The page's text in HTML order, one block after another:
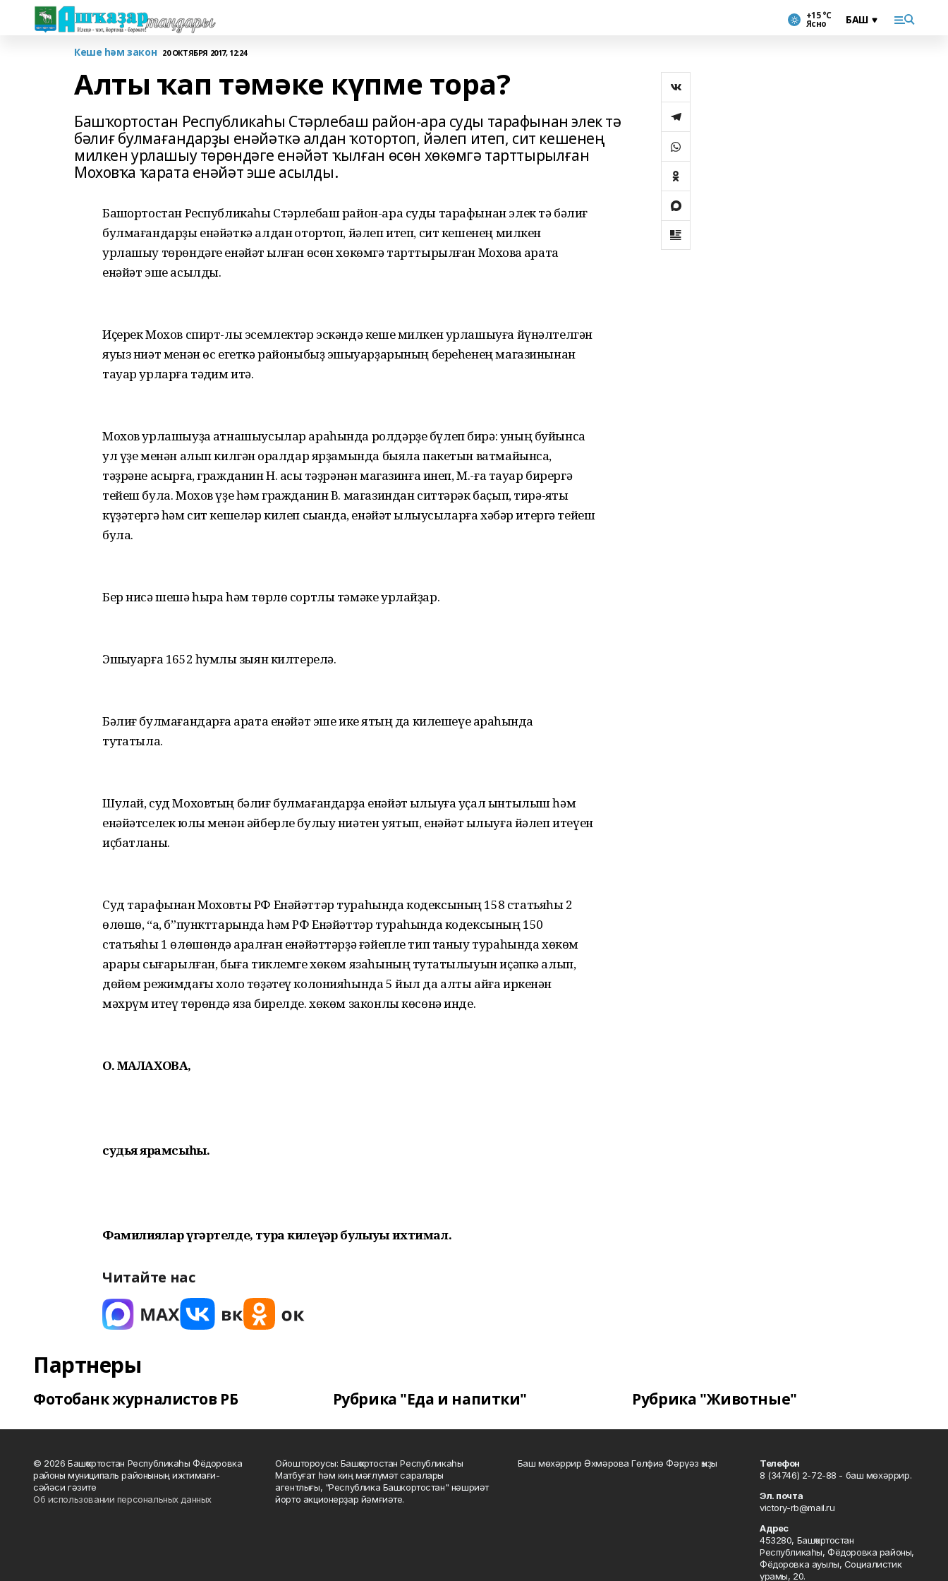
+15 °С
Ясно
Кеше һәм закон 20 ОКТЯБРЯ 2017, 12:24
Алты ҡап тәмәке күпме тора?
Башҡортостан Республикаһы Стәрлебаш район-ара суды тарафынан элек тә
бәлиғ булмағандарҙы енәйәткә алдан ҡотортоп, йәлеп итеп, сит кешенең
милкен урлашыу төрөндәге енәйәт ҡылған өсөн хөкөмгә тарттырылған
Моховҡа ҡарата енәйәт эше асылды.
Башҡортостан Республикаһы Стәрлебаш район-ара суды тарафынан элек тә бәлиғ
булмағандарҙы енәйәткә алдан ҡотортоп, йәлеп итеп, сит кешенең милкен
урлашыу төрөндәге енәйәт ҡылған өсөн хөкөмгә тарттырылған Моховҡа ҡарата
енәйәт эше асылды.
Иҫерек Мохов спирт-лы эсемлектәр эскәндә кеше милкен урлашыуға йүнәлтелгән
яуыз ниәт менән өс егеткә районыбыҙ эшҡыуарҙарының береһенең магазинынан
тауар урларға тәҡдим итә.
Мохов урлашыуҙа ҡатнашыусылар араһында ролдәрҙе бүлеп бирә: уның буйынса
ул үҙе менән алып килгән ҡоралдар ярҙамында быяла пакетын ватмайынса,
тәҙрәне асырға, гражданин Н. асыҡ тәҙрәнән магазинға инеп, М.-ға тауар бирергә
тейеш була. Мохов үҙе һәм гражданин В. магазиндан ситтәрәк баҫып, тирә-яҡты
күҙәтергә һәм сит кешеләр килеп сыҡҡанда, енәйәт ҡылыусыларға хәбәр итергә тейеш
була.
Бер нисә шешә һыра һәм төрлө сортлы тәмәке урлайҙар.
Эшҡыуарға 1652 һумлыҡ зыян килтерелә.
Бәлиғ булмағандарға ҡарата енәйәт эше ике яҡтың да килешеүе арҡаһында
туҡтатыла.
Шулай, суд Моховтың бәлиғ булмағандарҙа енәйәт ҡылыуға уҫал ынтылыш һәм
енәйәтселек юлы менән әйберле булыу ниәтен уятып, енәйәт ҡылыуға йәлеп итеүен
иҫбатланы.
Суд тарафынан Моховты РФ Енәйәттәр тураһында кодексының 158 статьяһы 2
өлөшө, “а, б”пункттарында һәм РФ Енәйәттәр тураһында кодексының 150
статьяһы 1 өлөшөндә ҡаралған енәйәттәрҙә ғәйепле тип таныу тураһында хөкөм
ҡарары сығарылған, быға тиклемге хөкөм язаһының туҡтатылыуын иҫәпкә алып,
дөйөм режимдағы холоҡ төҙәтеү колонияһында 5 йыл да алты айға иркенән
мәхрүм итеү төрөндә яза бирелде. хөкөм законлы көсөнә инде.
О. МАЛАХОВА,
судья ярҙамсыһы.
Фамилиялар үҙгәртелде, тура килеүҙәр булыуы ихтимал.
Читайте нас
Партнеры
Фотобанк журналистов РБ Рубрика "Еда и напитки" Рубрика "Животные"
© 2026 Башҡортостан Республикаһы Фёдоровка
районы муниципаль районының ижтимағи-
сәйәси гәзите
Об использовании персональных данных
Ойоштороусы: Башҡортостан Республикаһы
Матбуғат һәм киң мәғлүмәт саралары
агентлығы, "Республика Башкортостан" нәшриәт
йорто акционерҙар йәмғиәте.
Баш мөхәррир Әхмәрова Гөлфиә Фәрүәз ҡыҙы
Телефон
8 (34746) 2-72-88 - баш мөхәррир.
Эл. почта
victory-rb@mail.ru
Адрес
453280, Башҡортостан
Республикаһы, Фёдоровка районы,
Фёдоровка ауылы, Социалистик
урамы, 20.